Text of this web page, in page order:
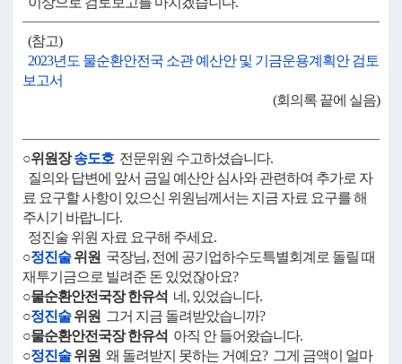
(참고)
2023년도 물순환안전국 소관 예산안 및 기금운용계획안 검토
보고서
(회의록 끝에 실음)
○위원장송도호 전문위원 수고하셨습니다.
질의와 답변에 앞서 금일 예산안 심사와 관련하여 추가로 자
료 요구할 사항이 있으신 위원님께서는 지금 자료 요구를 해
주시기 바랍니다.
정진술 위원 자료 요구해 주세요.
○정진술위원 국장님, 전에 공기업하수도특별회계로 돌릴 때
재투기금으로 빌려준 돈 있었잖아요?
○물순환안전국장 한유석 네, 있었습니다.
○정진술위원 그거 지금 돌려받았습니까?
○물순환안전국장 한유석 아직 안 들어왔습니다.
○정진술위원 왜 돌려받지 못하는 거예요? 그게 금액이 얼마